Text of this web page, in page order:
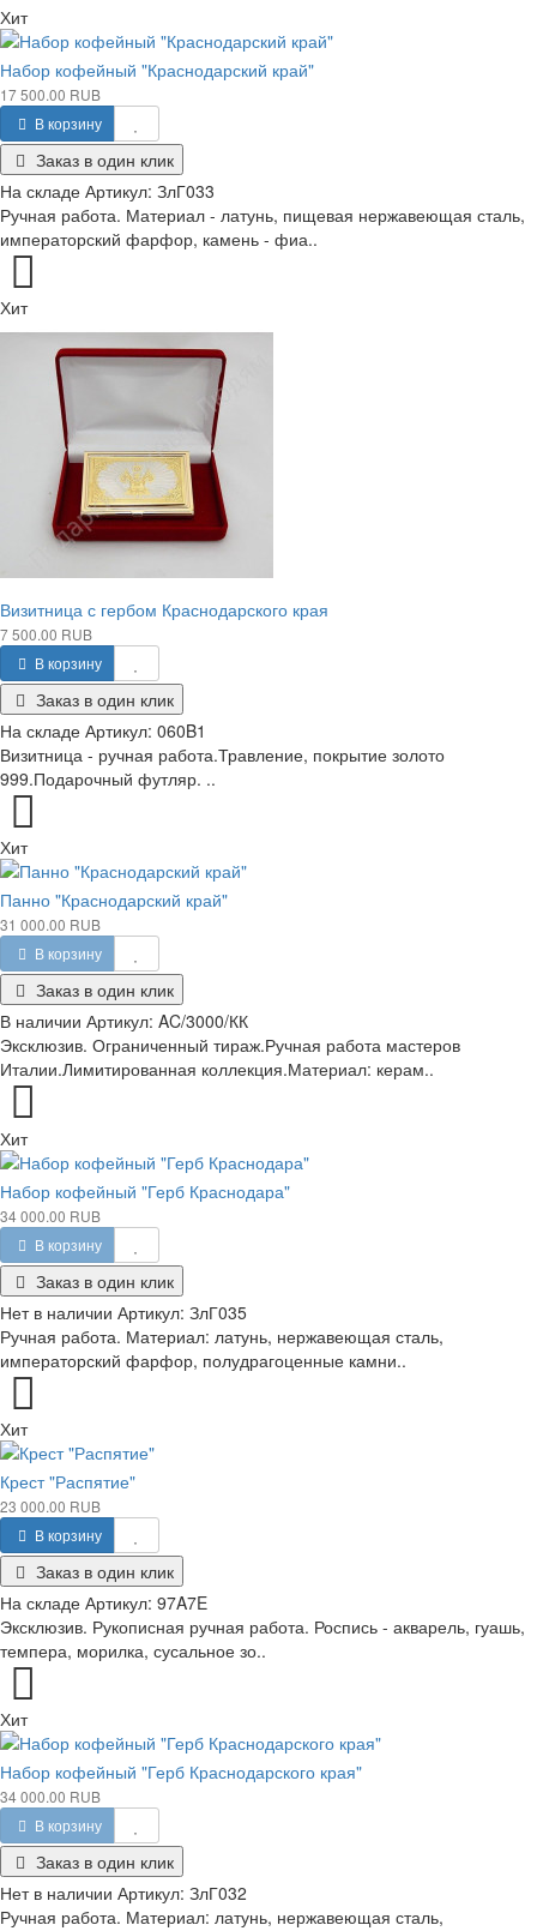
Хит
Набор кофейный "Краснодарский край"
17 500.00 RUB
В корзину
Заказ в один клик
На складе Артикул: ЗлГ033
Ручная работа. Материал - латунь, пищевая нержавеющая сталь,
императорский фарфор, камень - фиа..
Хит
Визитница с гербом Краснодарского края
7 500.00 RUB
В корзину
Заказ в один клик
На складе Артикул: 060B1
Визитница - ручная работа.Травление, покрытие золото
999.Подарочный футляр. ..
Хит
Панно "Краснодарский край"
31 000.00 RUB
В корзину
Заказ в один клик
В наличии Артикул: AC/3000/КК
Эксклюзив. Ограниченный тираж.Ручная работа мастеров
Италии.Лимитированная коллекция.Материал: керам..
Хит
Набор кофейный "Герб Краснодара"
34 000.00 RUB
В корзину
Заказ в один клик
Нет в наличии Артикул: ЗлГ035
Ручная работа. Материал: латунь, нержавеющая сталь,
императорский фарфор, полудрагоценные камни..
Хит
Крест "Распятие"
23 000.00 RUB
В корзину
Заказ в один клик
На складе Артикул: 97A7E
Эксклюзив. Рукописная ручная работа. Роспись - акварель, гуашь,
темпера, морилка, сусальное зо..
Хит
Набор кофейный "Герб Краснодарского края"
34 000.00 RUB
В корзину
Заказ в один клик
Нет в наличии Артикул: ЗлГ032
Ручная работа. Материал: латунь, нержавеющая сталь,